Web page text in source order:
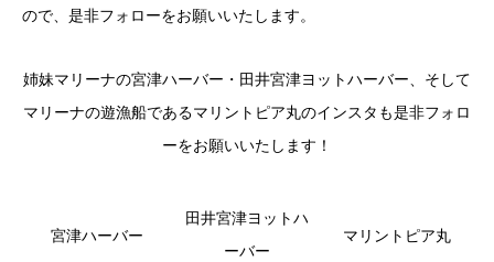
ので、是非フォローをお願いいたします。
姉妹マリーナの宮津ハーバー・田井宮津ヨットハーバー、そして
マリーナの遊漁船であるマリントピア丸のインスタも是非フォロ
ーをお願いいたします！
宮津ハーバー
田井宮津ヨットハ
ーバー
マリントピア丸